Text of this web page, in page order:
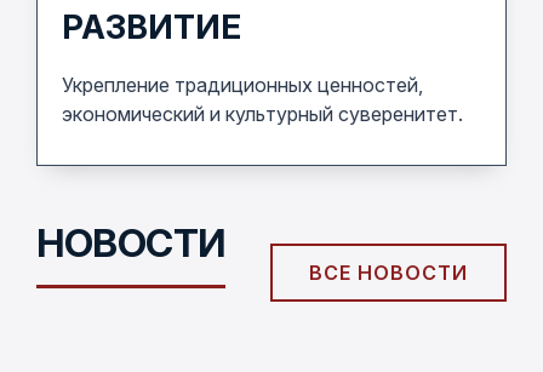
РАЗВИТИЕ
Укрепление традиционных ценностей,
экономический и культурный суверенитет.
НОВОСТИ
ВСЕ НОВОСТИ